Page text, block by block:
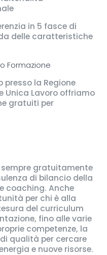
in 5 fasce di
delle caratteristiche
Formazione
presso la Regione
Unica Lavoro offriamo
gratuiti per
gratuitamente
di bilancio della
coaching. Anche
per chi è alla
del curriculum
fino alle varie
competenze, la
qualità per cercare
e nuove risorse.